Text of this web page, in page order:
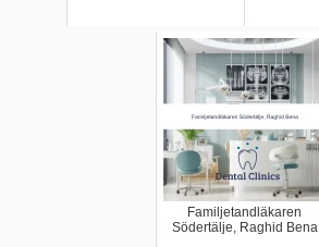
Familjetandläkaren
Södertälje, Raghid Bena